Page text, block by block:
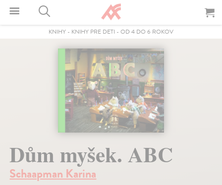
KNIHY - KNIHY PRE DETI - OD 4 DO 6 ROKOV
Dům myšek. ABC
Schaapman Karina